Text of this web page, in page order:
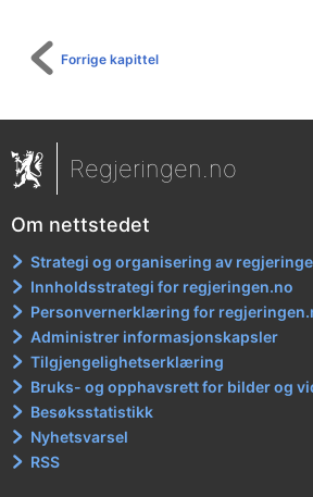
Forrige kapittel
Regjeringen.no
Om nettstedet
Strategi og organisering av
Innholdsstrategi for regjeringen.no
Personvernerklæring for
Administrer informasjonskapsler
Tilgjengelighetserklæring
Bruks- og opphavsrett for bilder og
Besøksstatistikk
Nyhetsvarsel
RSS